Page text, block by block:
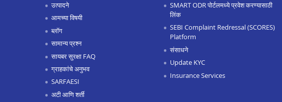
उत्पादने
आमच्या विषयी
ब्लॉग
सामान्य प्रश्न
सायबर सुरक्षा FAQ
ग्राहकांचे अनुभव
SARFAESI
अटी आणि शर्ती
SMART ODR पोर्टलमध्ये प्रवेश करण्यासाठी
लिंक
SEBI Complaint Redressal (SCORES)
Platform
संसाधने
Update KYC
Insurance Services